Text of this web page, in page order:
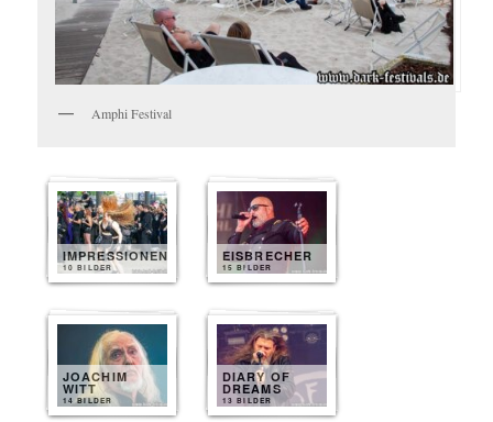
Amphi Festival
IMPRESSIONEN
10 BILDER
EISBRECHER
15 BILDER
JOACHIM
WITT
14 BILDER
DIARY OF
DREAMS
13 BILDER